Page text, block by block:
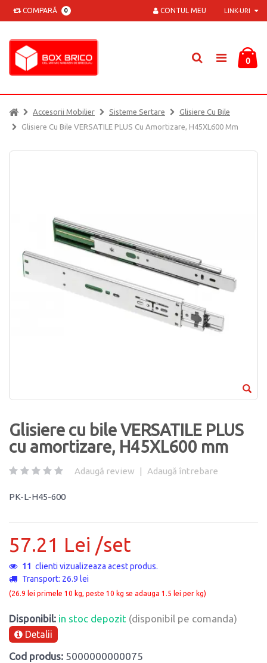
COMPARĂ 0 LINK-URI
CONTUL MEU
0
Accesorii Mobilier Sisteme Sertare
Glisiere Cu Bile
Glisiere Cu Bile VERSATILE PLUS Cu Amortizare, H45XL600 Mm
Glisiere cu bile VERSATILE PLUS
cu amortizare, H45XL600 mm
Adaugă review | Adaugă întrebare
PK-L-H45-600
57.21 Lei /set
10 clienti vizualizeaza acest produs.
Transport: 26.9 lei
(26.9 lei primele 10 kg, peste 10 kg se adauga 1.5 lei per kg)
Disponibil: in stoc depozit (disponibil pe comanda)
Detalii
Cod produs: 5000000000075